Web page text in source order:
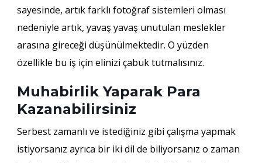
sayesinde, artık farklı fotoğraf sistemleri olması
nedeniyle artık, yavaş yavaş unutulan meslekler
arasına gireceği düşünülmektedir. O yüzden
özellikle bu iş için elinizi çabuk tutmalısınız.
Muhabirlik Yaparak Para
Kazanabilirsiniz
Serbest zamanlı ve istediğiniz gibi çalışma yapmak
istiyorsanız ayrıca bir iki dil de biliyorsanız o zaman